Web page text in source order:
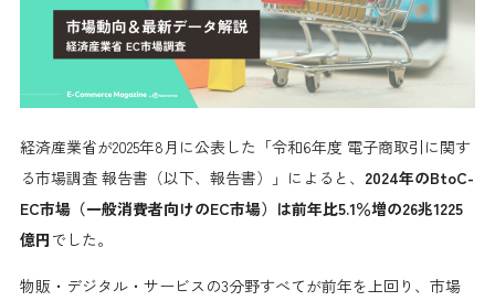
経済産業省が2025年8月に公表した「令和6年度 電子商取引に関す
る市場調査 報告書（以下、報告書）」によると、 2024年のBtoC-
EC市場（一般消費者向けのEC市場）は前年比5.1％増の26兆1225
億円 でした。
物販・デジタル・サービスの3分野すべてが前年を上回り、市場